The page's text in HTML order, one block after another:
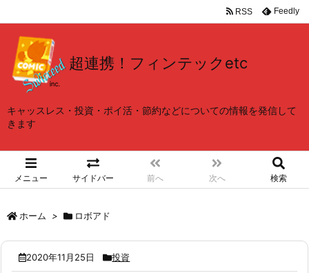
超連携！フィンテックetc
キャッスレス・投資・ポイ活・節約などについての情報を発信して
きます
メニュー サイドバー 前へ 次へ 検索
RSS Feedly
ホーム > ロボアド
2020年11月25日 投資